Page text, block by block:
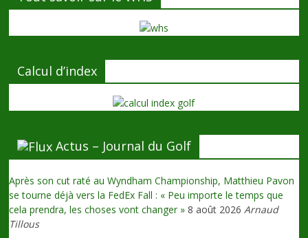
Calcul d’index
Actus – Journal du Golf
Après son cut raté au Wyndham Championship, Matthieu Pavon
se tourne déjà vers la FedEx Fall : « Peu importe le temps que
cela prendra, les choses vont changer » 8 août 2026 Arnaud
Tillous